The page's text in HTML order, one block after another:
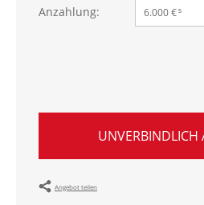
Anzahlung:
UNVERBINDLICH
Angebot teilen